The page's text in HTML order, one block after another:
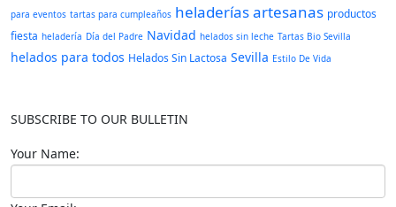
para eventos tartas para cumpleaños heladerías artesanas productos
fiesta heladería Día del Padre Navidad helados sin leche Tartas Bio Sevilla
helados para todos Helados Sin Lactosa Sevilla Estilo De Vida
SUBSCRIBE TO OUR BULLETIN
Your Name: